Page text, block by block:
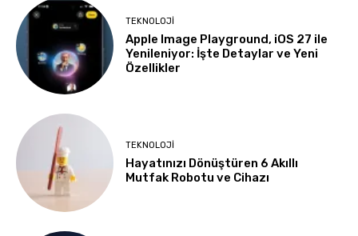
TEKNOLOJI
Apple Image Playground, iOS 27 ile
Yenileniyor: İşte Detaylar ve Yeni
Özellikler
TEKNOLOJI
Hayatınızı Dönüştüren 6 Akıllı
Mutfak Robotu ve Cihazı